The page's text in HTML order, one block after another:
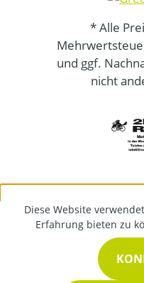
* Alle
und ggf.
nicht
Diese Website
Erfahrung bieten zu